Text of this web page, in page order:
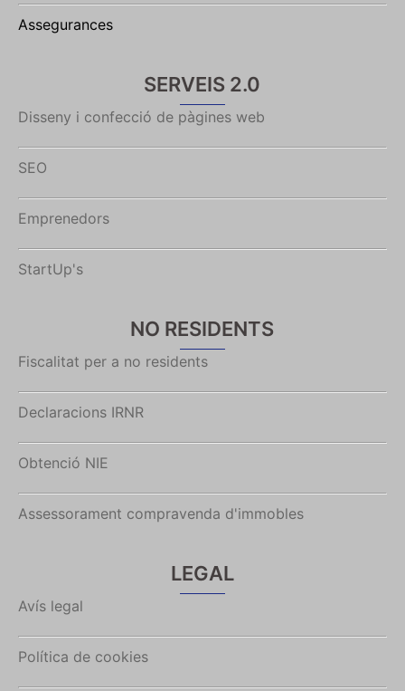
Assegurances
SERVEIS 2.0
Disseny i confecció de pàgines web
SEO
Emprenedors
StartUp's
NO RESIDENTS
Fiscalitat per a no residents
Declaracions IRNR
Obtenció NIE
Assessorament compravenda d'immobles
LEGAL
Avís legal
Política de cookies